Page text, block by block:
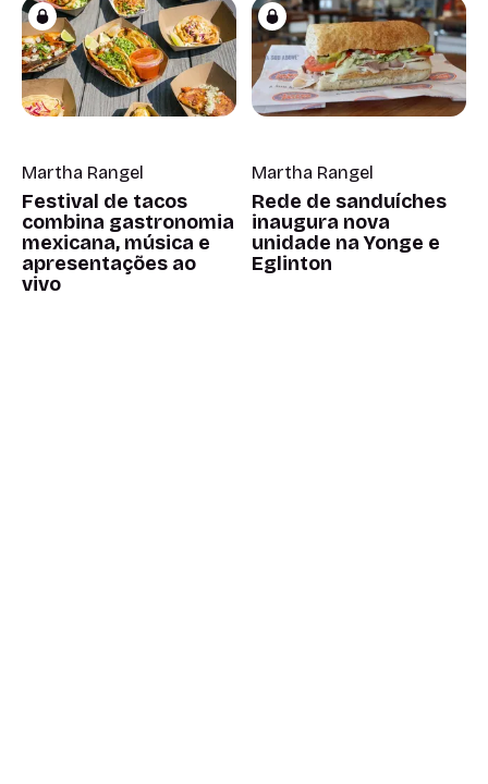
Martha Rangel
Festival de tacos
combina gastronomia
mexicana, música e
apresentações ao
vivo
Martha Rangel
Rede de sanduíches
inaugura nova
unidade na Yonge e
Eglinton